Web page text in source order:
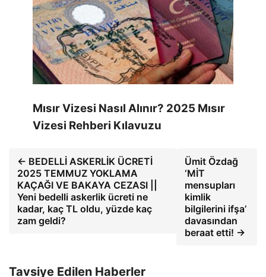
Mısır Vizesi Nasıl Alınır? 2025 Mısır
Vizesi Rehberi Kılavuzu
← BEDELLİ ASKERLİK ÜCRETİ
2025 TEMMUZ YOKLAMA
KAÇAĞI VE BAKAYA CEZASI ||
Yeni bedelli askerlik ücreti ne
kadar, kaç TL oldu, yüzde kaç
zam geldi?
Ümit Özdağ
‘MİT
mensupları
kimlik
bilgilerini ifşa’
davasından
beraat etti! →
Tavsiye Edilen Haberler